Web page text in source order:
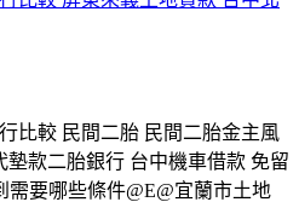
比較 民間二胎 民間二胎金主風
墊款二胎銀行 台中機車借款 免留
要哪些條件@E@宜蘭市土地